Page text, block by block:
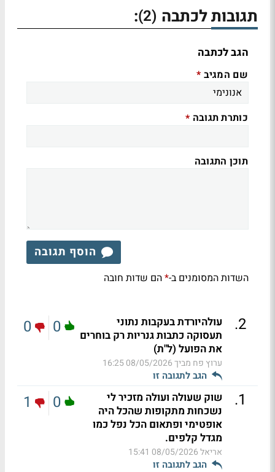
תגובות לכתבה (2)
:
הגב לכתבה
שם המגיב *
כותרת תגובה *
תוכן התגובה
הוסף תגובה
השדות המסומנים ב-*הם שדות חובה
2
.
עולהיורדת בעקבות נתוני
תעסוקה כתבות גנריות רק בוחרים
את הפועל (ל"ת)
ערוץ פח מביך08/05/2026 16:25
הגב לתגובה זו
0
0
1
.
שוק שעולה ועולה מזכיר לי
נשכחות מתקופות שהכל היה
אופטימי ופתאום הכל נפל כמו
מגדל קלפים.
אריאל08/05/2026 15:41
הגב לתגובה זו
0
1